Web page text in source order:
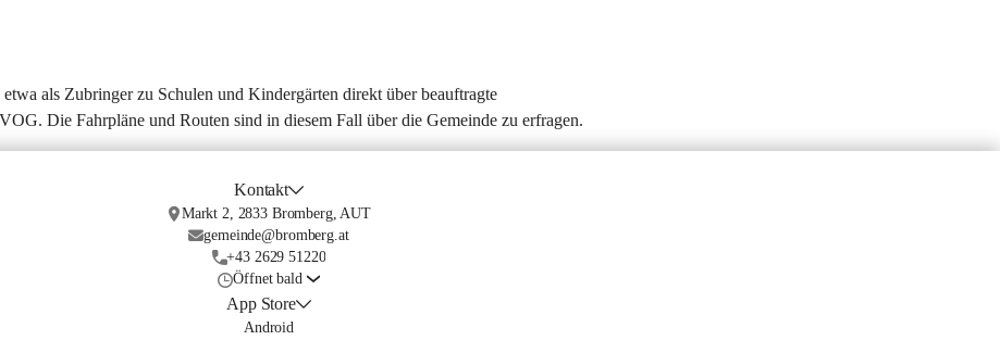
als Zubringer zu Schulen und Kindergärten direkt über beauftragte
Die Fahrpläne und Routen sind in diesem Fall über die Gemeinde zu erfragen.
Kontakt
Markt 2, 2833 Bromberg, AUT
gemeinde@bromberg.at
+43 2629 51220
Öffnet bald
App Store
Android